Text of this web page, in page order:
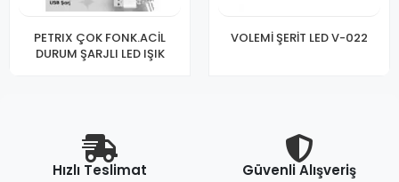
PETRIX ÇOK FONK.ACİL
DURUM ŞARJLI LED IŞIK
VOLEMİ ŞERİT LED V-022
Hızlı Teslimat Güvenli Alışveriş